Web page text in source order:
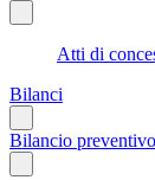
Atti di
Bilanci
Bilancio